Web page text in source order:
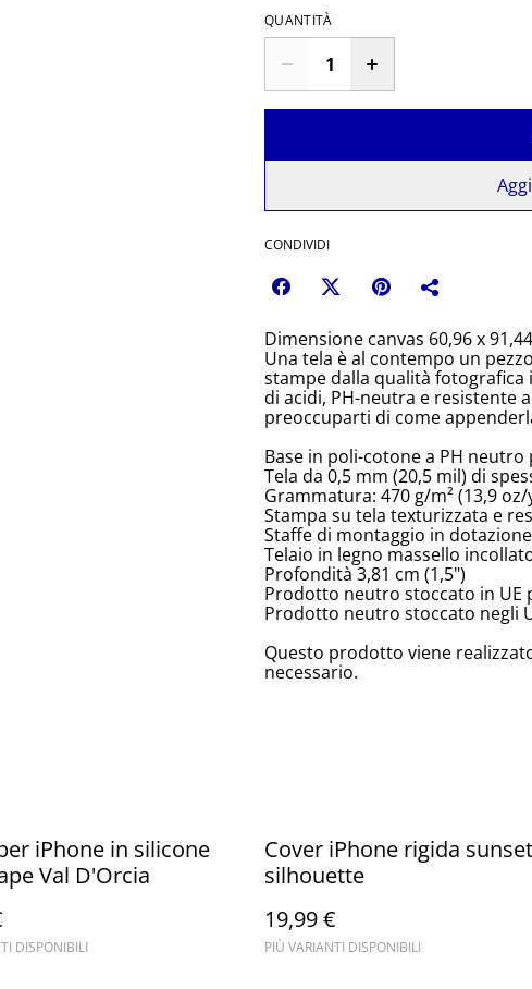
QUANTITÀ
CONDIVIDI
Dimensione canvas 60,96 x 91,44
Una tela è al contempo un
stampe dalla qualità
di acidi, PH-neutra e resistente
preoccuparti di come
Base in poli-cotone a PH neutro
Tela da 0,5 mm (20,5 mil) di
Grammatura: 470 g/m² (13,9 oz/
Stampa su tela texturizzata e
Staffe di montaggio in dotazione
Telaio in legno massello
Profondità 3,81 cm (1,5")
Prodotto neutro stoccato in UE
Prodotto neutro stoccato negli
Questo prodotto viene
necessario.
iPhone in silicone
Val D'Orcia
DISPONIBILI
Cover iPhone rigida sunset
silhouette
19,99 €
PIÙ VARIANTI DISPONIBILI